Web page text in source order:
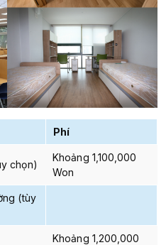
Phí
chọn)
Khoảng 1,100,000
Won
(tùy
Khoảng 1,200,000